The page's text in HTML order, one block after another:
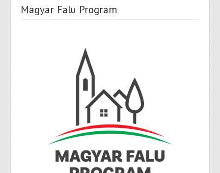
Magyar Falu Program